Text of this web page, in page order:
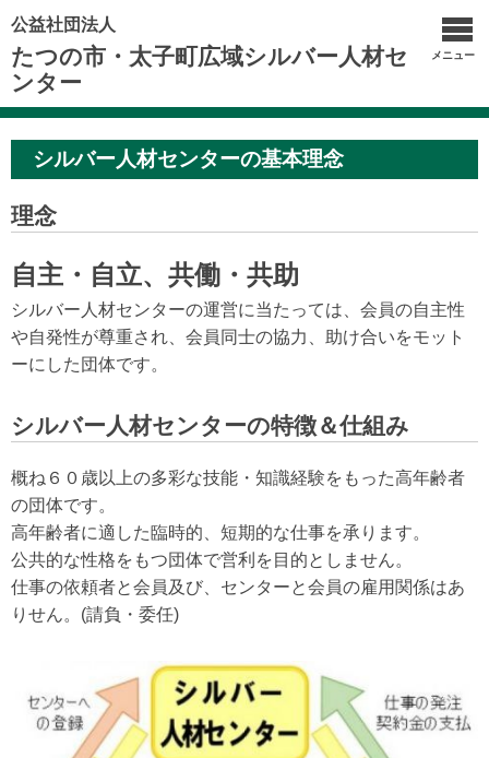
公益社団法人
たつの市・太子町広域シルバー人材セ
ンター
メニュー
シルバー人材センターの基本理念
理念
自主・自立、共働・共助
シルバー人材センターの運営に当たっては、会員の自主性
や自発性が尊重され、会員同士の協力、助け合いをモット
ーにした団体です。
シルバー人材センターの特徴＆仕組み
概ね６０歳以上の多彩な技能・知識経験をもった高年齢者
の団体です。
高年齢者に適した臨時的、短期的な仕事を承ります。
公共的な性格をもつ団体で営利を目的としません。
仕事の依頼者と会員及び、センターと会員の雇用関係はあ
りせん。(請負・委任)